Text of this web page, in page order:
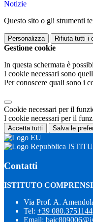
Notizie
Questo sito o gli strumenti
Personalizza Rifiuta tutti i
Gestione cookie
In questa schermata è
I cookie necessari sono
Per conoscere quali sono i
Cookie necessari per il
I cookie necessari per il
Accetta tutti Salva le
Contatti
ISTITUTO
Via Prof. A.
Tel: +39 080.3751144
Email: